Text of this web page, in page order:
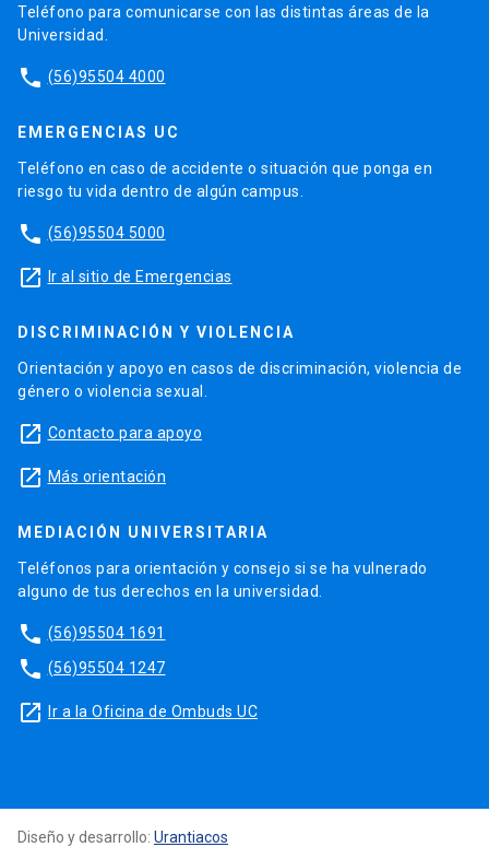
Teléfono para comunicarse con las distintas áreas de la
Universidad.
phone (56)95504 4000
EMERGENCIAS UC
Teléfono en caso de accidente o situación que ponga en
riesgo tu vida dentro de algún campus.
phone (56)95504 5000
launch Ir al sitio de Emergencias
DISCRIMINACIÓN Y VIOLENCIA
Orientación y apoyo en casos de discriminación, violencia de
género o violencia sexual.
launch Contacto para apoyo
launch Más orientación
MEDIACIÓN UNIVERSITARIA
Teléfonos para orientación y consejo si se ha vulnerado
alguno de tus derechos en la universidad.
phone (56)95504 1691
phone (56)95504 1247
launch Ir a la Oficina de Ombuds UC
Diseño y desarrollo: Urantiacos